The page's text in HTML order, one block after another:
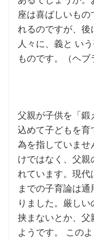
座は喜ばしいもの
れるのですが、後
人々に、義と い
ものです。（ヘ
父親が子供を「鍛
込めて子どもを育
為を指していませ
けではなく、父親
れています。現
までの子育論は
りました。厳し
挟まないとか、父
ようです。 この